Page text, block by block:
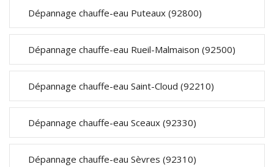
Dépannage chauffe-eau Puteaux (92800)
Dépannage chauffe-eau Rueil-Malmaison (92500)
Dépannage chauffe-eau Saint-Cloud (92210)
Dépannage chauffe-eau Sceaux (92330)
Dépannage chauffe-eau Sèvres (92310)